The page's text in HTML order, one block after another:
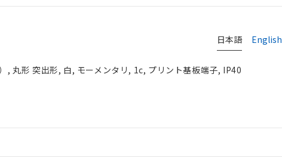
日本語 English
丸形 突出形, 白, モーメンタリ, 1c, プリント基板端子, IP40